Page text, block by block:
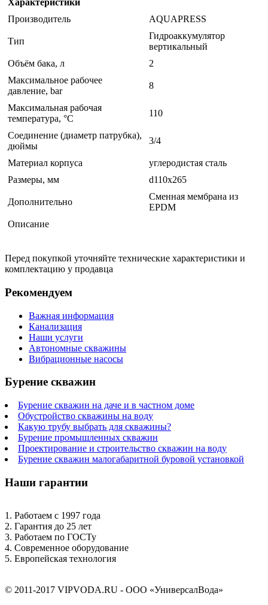
Характеристики
Производитель
AQUAPRESS
Тип
Гидроаккумулятор
вертикальный
Объём бака, л
2
Максимальное рабочее
давление, bar
8
Максимальная рабочая
температура, °C
110
Соединение (диаметр патрубка),
дюймы
3/4
Материал корпуса
углеродистая сталь
Размеры, мм
d110х265
Дополнительно
Сменная мембрана из
EPDM
Описание
Перед покупкой уточняйте технические характеристики и
комплектацию у продавца
Рекомендуем
Важная информация
Канализация
Наши услуги
Автономные скважины
Вибрационные насосы
Бурение скважин
Бурение скважин на даче и в частном доме
Обустройство скважины на воду
Какую трубу выбрать для скважины?
Бурение промышленных скважин
Проектирование и строительство скважин на воду
Бурение скважин малогабаритной буровой установкой
Наши гарантии
1. Работаем с 1997 года
2. Гарантия до 25 лет
3. Работаем по ГОСТу
4. Современное оборудование
5. Европейская технология
© 2011-2017 VIPVODA.RU - ООО «УниверсалВода»